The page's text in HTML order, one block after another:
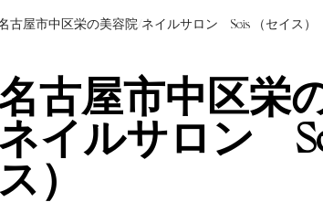
古屋市中区栄の美容院/ネイルサロン Seis （セイス）
古屋市中区栄
イルサロン
ス）